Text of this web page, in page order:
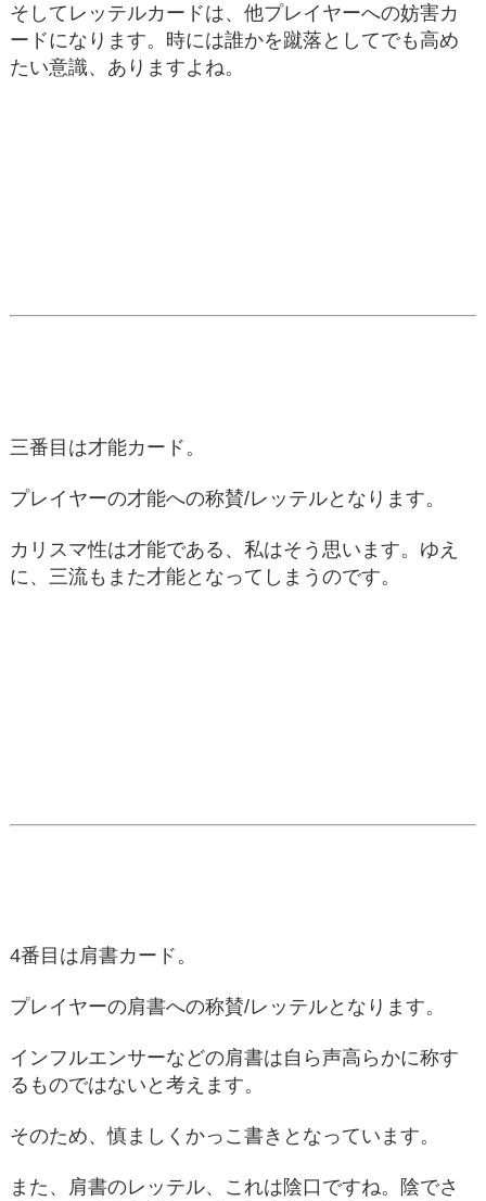
そしてレッテルカードは、他プレイヤーへの妨害カ
ードになります。時には誰かを蹴落としてでも高め
たい意識、ありますよね。
三番目は才能カード。
プレイヤーの才能への称賛/レッテルとなります。
カリスマ性は才能である、私はそう思います。ゆえ
に、三流もまた才能となってしまうのです。
4番目は肩書カード。
プレイヤーの肩書への称賛/レッテルとなります。
インフルエンサーなどの肩書は自ら声高らかに称す
るものではないと考えます。
そのため、慎ましくかっこ書きとなっています。
また、肩書のレッテル、これは陰口ですね。陰でさ